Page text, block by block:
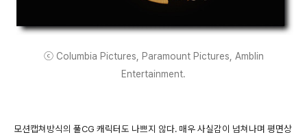
ⓒ Columbia Pictures, Paramount Pictures, Amblin
Entertainment.
모션캡쳐방식의 풀CG 캐릭터도 나쁘지 않다. 매우 사실감이 넘쳐나며 평면상